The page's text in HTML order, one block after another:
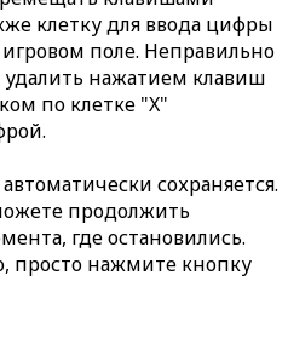
клетку для ввода цифры
поле. Неправильно
нажатием клавиш
по клетке "X"
сохраняется.
продолжить
где остановились.
просто нажмите кнопку